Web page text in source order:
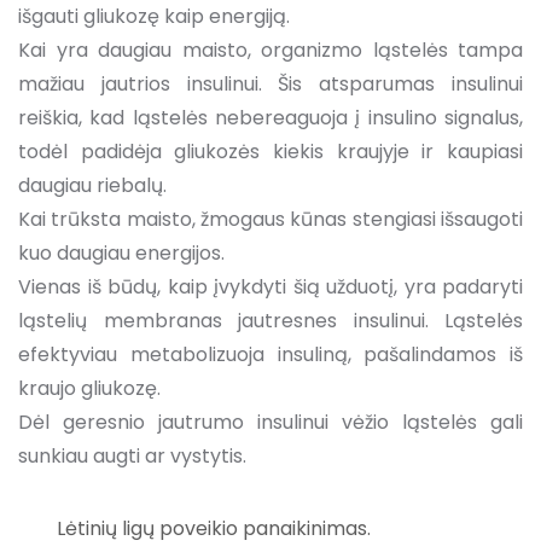
išgauti gliukozę kaip energiją.
Kai yra daugiau maisto, organizmo ląstelės tampa
mažiau jautrios insulinui. Šis atsparumas insulinui
reiškia, kad ląstelės nebereaguoja į insulino signalus,
todėl padidėja gliukozės kiekis kraujyje ir kaupiasi
daugiau riebalų.
Kai trūksta maisto, žmogaus kūnas stengiasi išsaugoti
kuo daugiau energijos.
Vienas iš būdų, kaip įvykdyti šią užduotį, yra padaryti
ląstelių membranas jautresnes insulinui. Ląstelės
efektyviau metabolizuoja insuliną, pašalindamos iš
kraujo gliukozę.
Dėl geresnio jautrumo insulinui vėžio ląstelės gali
sunkiau augti ar vystytis.
Lėtinių ligų poveikio panaikinimas.